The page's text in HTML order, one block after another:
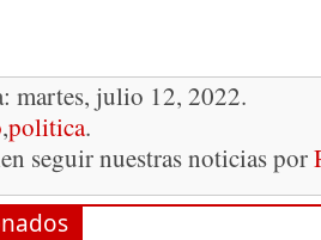
martes, julio 12, 2022.
,politica.
seguir nuestras noticias por